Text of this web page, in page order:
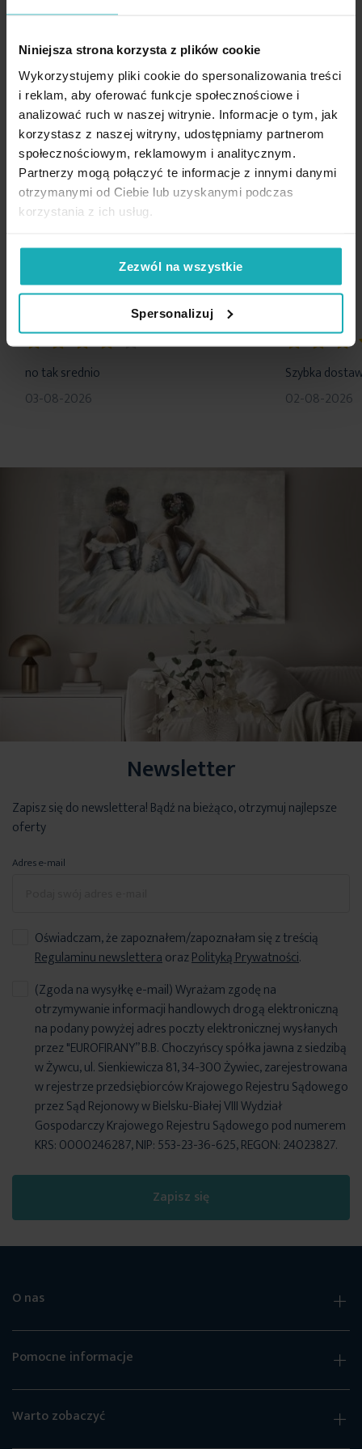
Niniejsza strona korzysta z plików cookie
Wykorzystujemy pliki cookie do spersonalizowania treści
i reklam, aby oferować funkcje społecznościowe i
analizować ruch w naszej witrynie. Informacje o tym, jak
korzystasz z naszej witryny, udostępniamy partnerom
społecznościowym, reklamowym i analitycznym.
Partnerzy mogą połączyć te informacje z innymi danymi
otrzymanymi od Ciebie lub uzyskanymi podczas
korzystania z ich usług.
Zezwól na wszystkie
Spersonalizuj
Wzór
Standard Oeko-Tex
tak
Skład materiałowy
100% bawełna
Tolerancja rozmiaru
3cm
Waga netto
1350 g
Pobierz instrukcję użytkowania i bezpieczeństwa produktu
Tkanina:bawełna ranforce
Wymiary: 160 x 200 cm, 70 x 80 cm
Kolor:czarny, biały, różowy, szary
Skład:100% bawełna
Gramatura: 100 gsm
Temperatura prania: 40-50°C
Temperatura prasowania: 150°C
Sposób zapięcia:zamek błyskawiczny
Eurofirany
Nie można wybielać i chlorować
Nie suszyć w suszarce bębnowej
Opinie potwierdzone zakupem
Na podstawie 1209 opinii. Zobacz niektóre opinie tutaj.
no tak srednio
03-08-2026
Szybka
02-08-2026
Newsletter
Zapisz się do newslettera! Bądź na bieżąco, otrzymuj najlepsze
oferty
Adres e-mail
Oświadczam, że zapoznałem/zapoznałam się z treścią
Regulaminu newsletteraorazPolityką Prywatności.
Zapisz się
(Zgoda na wysyłkę e-mail) Wyrażam zgodę na
otrzymywanie informacji handlowych drogą elektroniczną
na podany powyżej adres poczty elektronicznej wysłanych
przez "EUROFIRANY” B.B. Choczyńscy spółka jawna z siedzibą
w Żywcu, ul. Sienkiewicza 81, 34-300 Żywiec, zarejestrowana
w rejestrze przedsiębiorców Krajowego Rejestru Sądowego
przez Sąd Rejonowy w Bielsku-Białej VIII Wydział
Gospodarczy Krajowego Rejestru Sądowego pod numerem
KRS: 0000246287, NIP: 553-23-36-625, REGON: 24023827.
O nas
Pomocne informacje
Warto zobaczyć